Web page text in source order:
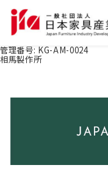
管理番号: KG-AM-0024
相馬製作所